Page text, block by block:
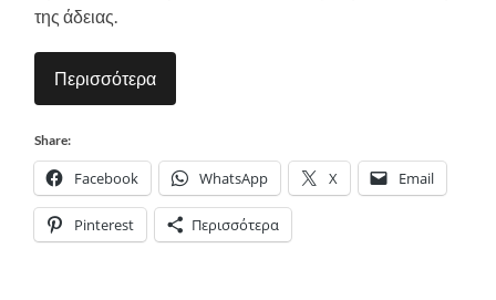
της άδειας.
Περισσότερα
Share:
Facebook WhatsApp X Email
Pinterest Περισσότερα